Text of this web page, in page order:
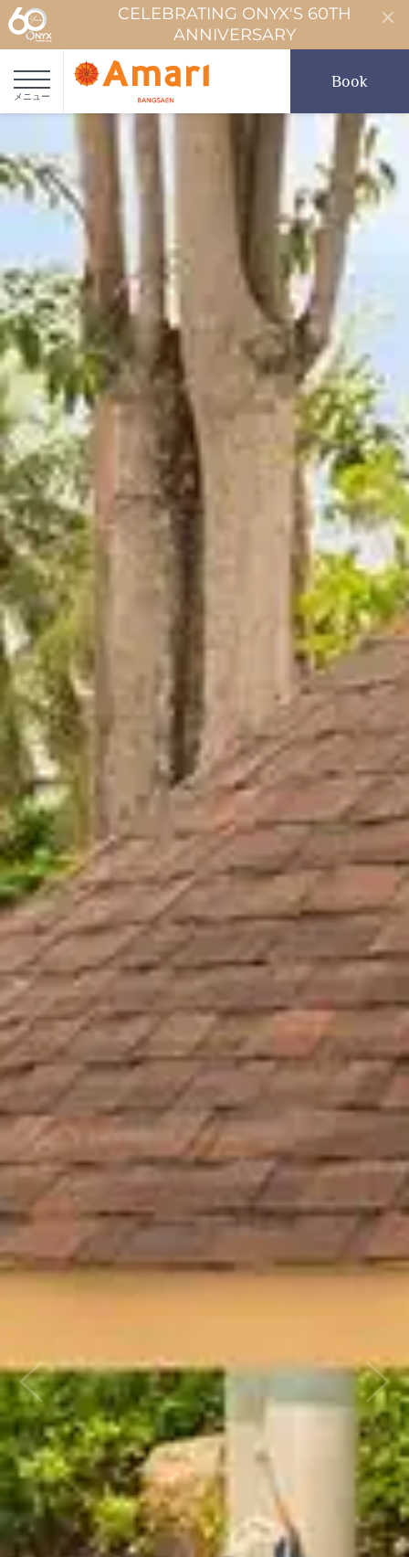
CELEBRATING ONYX'S 60TH
ANNIVERSARY
メニュー
Book
Previous Next